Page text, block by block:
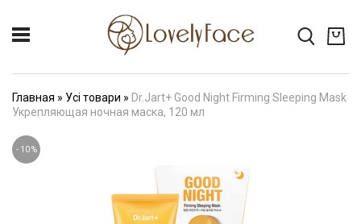
Главная » Усі товари » Dr.Jart+ Good Night Firming Sleeping Mask
Укрепляющая ночная маска, 120 мл
- 10%